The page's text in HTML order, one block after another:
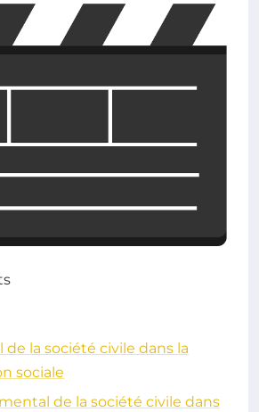
de la société civile dans la
sociale
de la société civile dans